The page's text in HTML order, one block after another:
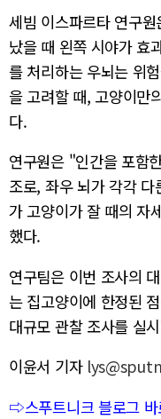
세빔 이스파르타 연구
났을 때 왼쪽 시야가 효
를 처리하는 우뇌는 위
을 고려할 때, 고양이만
다.
연구원은 "인간을 포함
조로, 좌우 뇌가 각각
가 고양이가 잘 때의 자
했다.
연구팀은 이번 조사의
는 집고양이에 한정된
대규모 관찰 조사를 실
이윤서 기자
⇨스푸트니크 블로그 바